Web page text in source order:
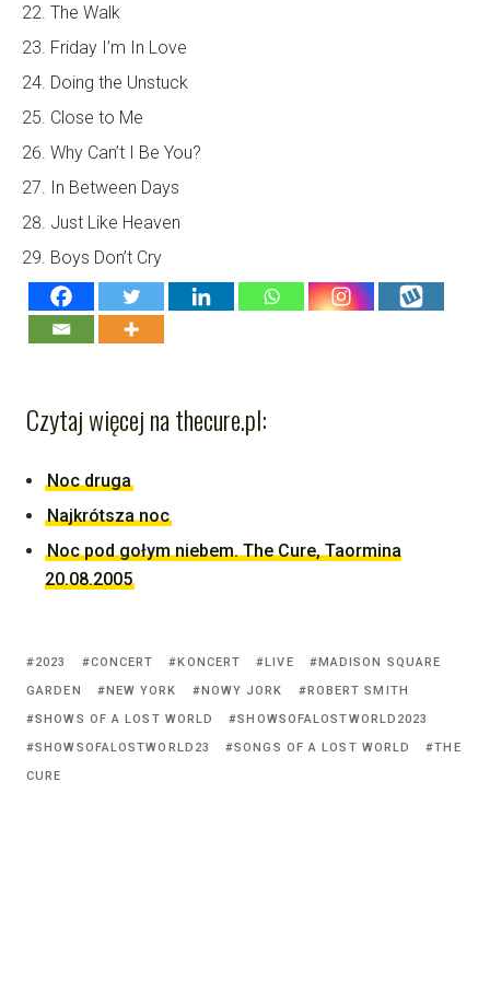
The Walk
Friday I’m In Love
Doing the Unstuck
Close to Me
Why Can’t I Be You?
In Between Days
Just Like Heaven
Boys Don’t Cry
Czytaj więcej na thecure.pl:
Noc druga
Najkrótsza noc
Noc pod gołym niebem. The Cure, Taormina
20.08.2005
Tagged
with:
2023 CONCERT KONCERT LIVE
MADISON SQUARE
GARDEN
NEW YORK NOWY JORK
ROBERT SMITH
SHOWS OF A LOST WORLD
SHOWSOFALOSTWORLD2023
SHOWSOFALOSTWORLD23
SONGS OF A LOST WORLD
THE
CURE